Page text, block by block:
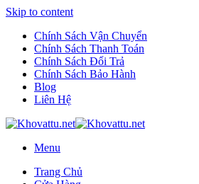
Skip to content
Chính Sách Vận Chuyển
Chính Sách Thanh Toán
Chính Sách Đổi Trả
Chính Sách Bảo Hành
Blog
Liên Hệ
Menu
Trang Chủ